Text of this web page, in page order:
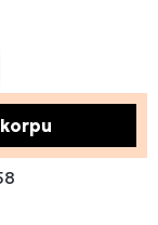
nije dostupna.)
željenu